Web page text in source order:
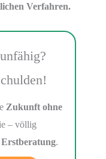
Verfahren.
Zukunft ohne
– völlig
Erstberatung.